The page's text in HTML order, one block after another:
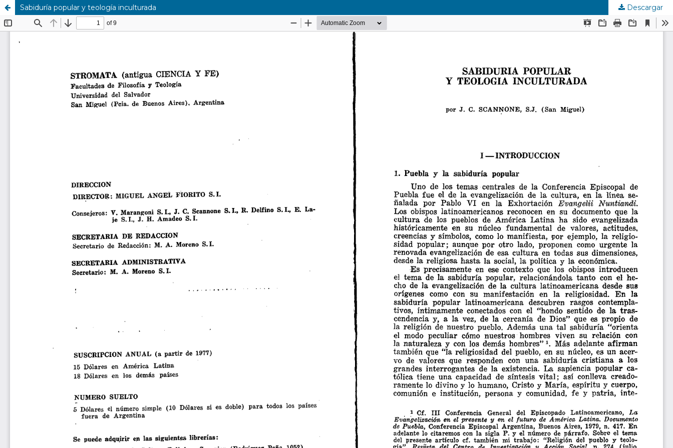
Sabiduría popular y teología inculturada Descargar